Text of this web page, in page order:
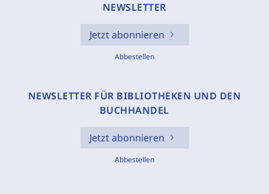
NEWSLETTER
Jetzt abonnieren
Abbestellen
NEWSLETTER FÜR BIBLIOTHEKEN UND DEN
BUCHHANDEL
Jetzt abonnieren
Abbestellen